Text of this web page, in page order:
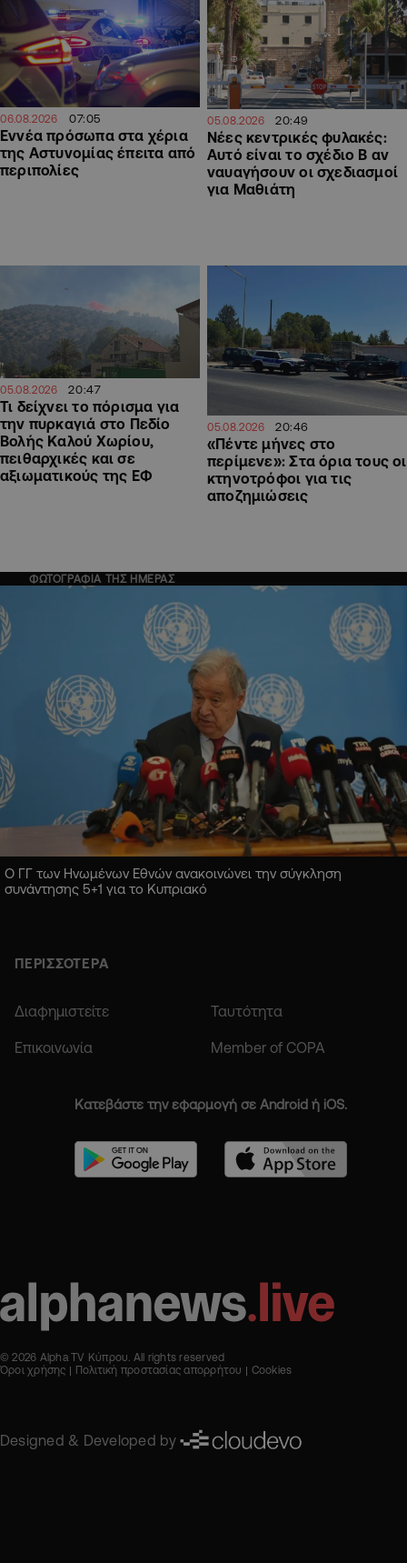
06.08.2026 07:05
Εννέα πρόσωπα στα χέρια
της Αστυνομίας έπειτα από
περιπολίες
05.08.2026 20:49
Νέες κεντρικές φυλακές:
Αυτό είναι το σχέδιο Β αν
ναυαγήσουν οι σχεδιασμοί
για Μαθιάτη
05.08.2026 20:47
Τι δείχνει το πόρισμα για
την πυρκαγιά στο Πεδίο
Βολής Καλού Χωρίου,
πειθαρχικές και σε
αξιωματικούς της ΕΦ
05.08.2026 20:46
«Πέντε μήνες στο
περίμενε»: Στα όρια τους οι
κτηνοτρόφοι για τις
αποζημιώσεις
ΦΩΤΟΓΡΑΦΙΑ ΤΗΣ ΗΜΕΡΑΣ
Ο ΓΓ των Ηνωμένων Εθνών ανακοινώνει την σύγκληση
συνάντησης 5+1 για το Κυπριακό
ΠΕΡΙΣΣΟΤΕΡΑ
Διαφημιστείτε Ταυτότητα
Επικοινωνία Member of COPA
Κατεβάστε την εφαρμογή σε Android ή iOS.
© 2026 Alpha TV Κύπρου. All rights reserved
Όροι χρήσης
Πολιτική προστασίας απορρήτου Cookies
Designed & Developed by